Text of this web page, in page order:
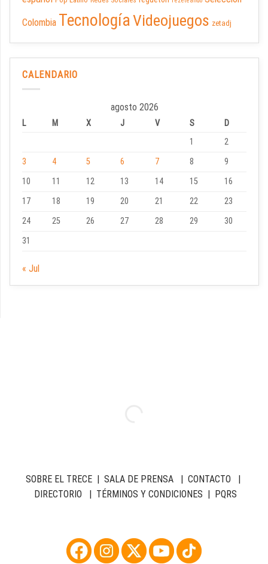
Colombia TecnologíaVideojuegos zetadj
CALENDARIO
agosto 2026
L M X J V S
D
1
2
3
4 5 6 7 8
9
10
11 12 13 14 15
16
17
18 19 20 21 22
23
24
25 26 27 28 29
30
31
« Jul
SOBRE EL TRECE| SALA DE PRENSA| CONTACTO |
DIRECTORIO | TÉRMINOS Y CONDICIONES | PQRS